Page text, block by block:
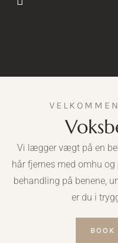
Vi lægger vægt på en
hår fjernes med omhu
behandling på benene,
er du i